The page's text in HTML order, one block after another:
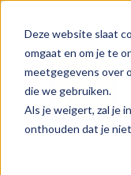
Deze website slaat
omgaat en om je te
meetgegevens over
die we gebruiken.
Als je weigert, zal je
onthouden dat je